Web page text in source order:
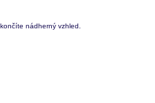
nádherný vzhled.